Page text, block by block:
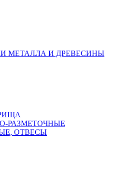
МЕТАЛЛА И ДРЕВЕСИНЫ
РАЗМЕТОЧНЫЕ
ОТВЕСЫ